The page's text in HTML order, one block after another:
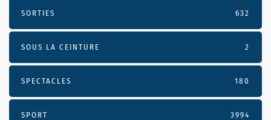
SORTIES 632
SOUS LA CEINTURE 2
SPECTACLES 180
SPORT 3994